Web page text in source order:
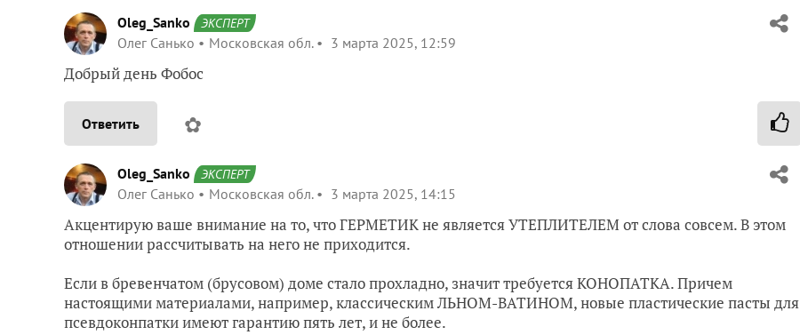
Oleg_Sanko ЭКСПЕРТ
Олег Санько Московская обл. 3 марта 2025, 12:59
Добрый день Фобос
Ответить ✿
Oleg_Sanko ЭКСПЕРТ
Олег Санько Московская обл. 3 марта 2025, 14:15
Акцентирую ваше внимание на то, что ГЕРМЕТИК не является УТЕПЛИТЕЛЕМ от слова совсем. В этом
отношении рассчитывать на него не приходится.
Если в бревенчатом (брусовом) доме стало прохладно, значит требуется КОНОПАТКА. Причем
настоящими материалами, например, классическим ЛЬНОМ-ВАТИНОМ, новые пластические пасты для
псевдоконпатки имеют гарантию пять лет, и не более.